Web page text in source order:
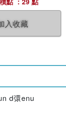
入收藏
d彋enu